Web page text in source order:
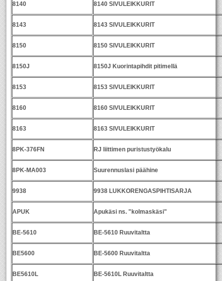
8140 8140 SIVULEIKKURIT
8143 8143 SIVULEIKKURIT
8150 8150 SIVULEIKKURIT
8150J 8150J Kuorintapihdit pitimellä
8153 8153 SIVULEIKKURIT
8160 8160 SIVULEIKKURIT
8163 8163 SIVULEIKKURIT
8PK-376FN RJ liittimen puristustyökalu
8PK-MA003 Suurennuslasi päähine
9938 9938 LUKKORENGASPIHTISARJA
APUK Apukäsi ns. "kolmaskäsi"
BE-5610 BE-5610 Ruuvitaltta
BE5600 BE-5600 Ruuvitaltta
BE5610L BE-5610L Ruuvitaltta